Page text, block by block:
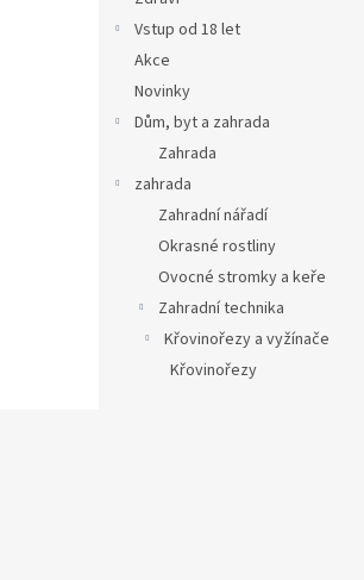
Vstup od 18 let
Akce
Novinky
Dům, byt a zahrada
Zahrada
zahrada
Zahradní nářadí
Okrasné rostliny
Ovocné stromky a keře
Zahradní technika
Křovinořezy a vyžínače
Křovinořezy